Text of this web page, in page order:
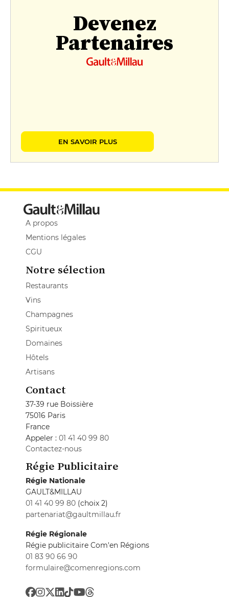
Devenez
Partenaires
EN SAVOIR PLUS
A propos
Mentions légales
CGU
Notre sélection
Restaurants
Vins
Champagnes
Spiritueux
Domaines
Hôtels
Artisans
Contact
37-39 rue Boissière
75016 Paris
France
Appeler : 01 41 40 99 80
Contactez-nous
Régie Publicitaire
Régie Nationale
GAULT&MILLAU
01 41 40 99 80 (choix 2)
partenariat@gaultmillau.fr
Régie Régionale
Régie publicitaire Com'en Régions
01 83 90 66 90
formulaire@comenregions.com